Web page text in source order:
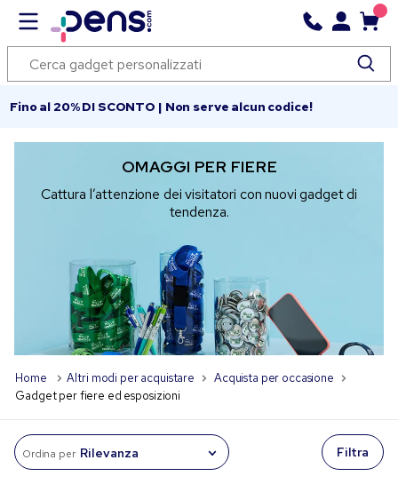
Fino al 20% DI SCONTO | Non serve alcun codice!
OMAGGI PER FIERE
Cattura l’attenzione dei visitatori con nuovi gadget di
tendenza.
Home Altri modi per acquistare
Acquista per occasione
Gadget per fiere ed esposizioni
Ordina per Filtra